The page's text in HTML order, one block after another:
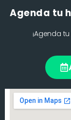
Agenda tu
¡Agenda